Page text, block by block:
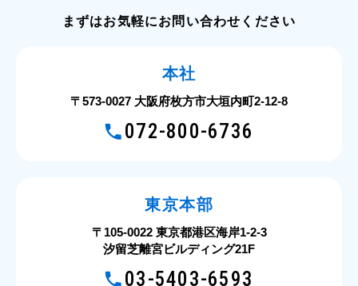
まずはお気軽にお問い合わせください
本社
〒573-0027 大阪府枚方市大垣内町2-12-8
072-800-6736
東京本部
〒105-0022 東京都港区海岸1-2-3
汐留芝離宮ビルディング21F
03-5403-6593